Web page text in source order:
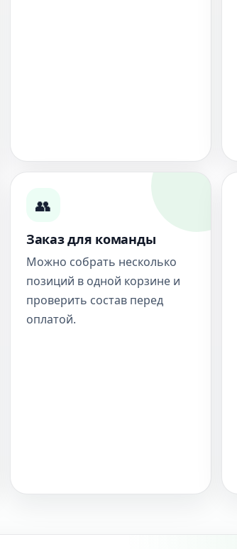
👥
Заказ для команды
Можно собрать несколько
позиций в одной корзине и
проверить состав перед
оплатой.